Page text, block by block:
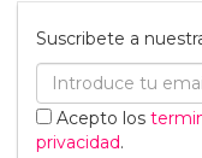
Suscribete a
Acepto los
privacidad.